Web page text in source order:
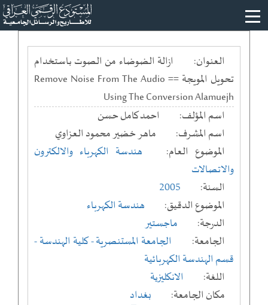
العنوان:
ازالة الضوضاء من الصوت باستخدام
تحويل المويجة == Remove Noise From The Audio
Using The Conversion Alamuejh
اسم المؤلف:
احمد كامل حسن
اسم المشرف:
ماهر خضير محمود العزاوي
الموضوع العام:
هندسة الكهرباء والالكترون
والاتصالات
السنة:
2005
الموضوع الدقيق:
هندسة الكهرباء
الدرجة:
ماجستير
الجامعة:
الجامعة المستنصرية- كلية الهندسة-
قسم الهندسة الكهربائية
اللغة:
الانكليزية
مكان الجامعة:
بغداد